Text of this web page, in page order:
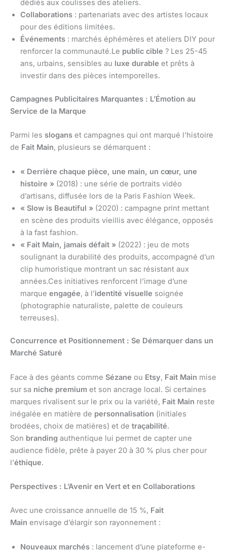
dédiés aux coulisses des ateliers.
Collaborations : partenariats avec des artistes locaux
pour des éditions limitées.
Événements : marchés éphémères et ateliers DIY pour
renforcer la communauté.Le public cible ? Les 25-45
ans, urbains, sensibles au luxe durable et prêts à
investir dans des pièces intemporelles.
Campagnes Publicitaires Marquantes : L’Émotion au
Service de la Marque
Parmi les slogans et campagnes qui ont marqué l’histoire
de Fait Main, plusieurs se démarquent :
« Derrière chaque pièce, une main, un cœur, une
histoire » (2018) : une série de portraits vidéo
d’artisans, diffusée lors de la Paris Fashion Week.
« Slow is Beautiful » (2020) : campagne print mettant
en scène des produits vieillis avec élégance, opposés
à la fast fashion.
« Fait Main, jamais défait » (2022) : jeu de mots
soulignant la durabilité des produits, accompagné d’un
clip humoristique montrant un sac résistant aux
années.Ces initiatives renforcent l’image d’une
marque engagée, à l’identité visuelle soignée
(photographie naturaliste, palette de couleurs
terreuses).
Concurrence et Positionnement : Se Démarquer dans un
Marché Saturé
Face à des géants comme Sézane ou Etsy, Fait Main mise
sur sa niche premium et son ancrage local. Si certaines
marques rivalisent sur le prix ou la variété, Fait Main reste
inégalée en matière de personnalisation (initiales
brodées, choix de matières) et de traçabilité.
Son branding authentique lui permet de capter une
audience fidèle, prête à payer 20 à 30 % plus cher pour
l’éthique.
Perspectives : L’Avenir en Vert et en Collaborations
Avec une croissance annuelle de 15 %, Fait
Main envisage d’élargir son rayonnement :
Nouveaux marchés : lancement d’une plateforme e-